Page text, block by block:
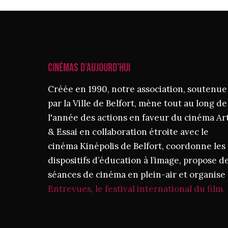
CINÉMAS D’AUJOURD’HUI
Créée en 1990, notre association, soutenue
par la Ville de Belfort, mène tout au long de
l'année des actions en faveur du cinéma
& Essai en collaboration étroite avec le
cinéma Kinépolis de Belfort, coordonne les
dispositifs d’éducation à l’image, propose
séances de cinéma en plein-air et organise
Entrevues, le festival international du film.